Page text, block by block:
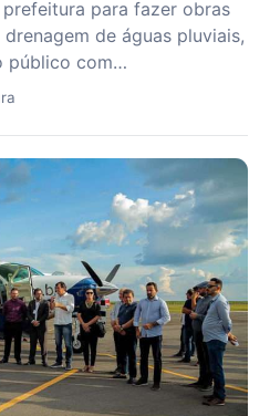
para fazer obras
de águas pluviais,
público com…